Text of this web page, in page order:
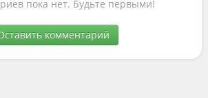
пока нет. Будьте первыми!
комментарий